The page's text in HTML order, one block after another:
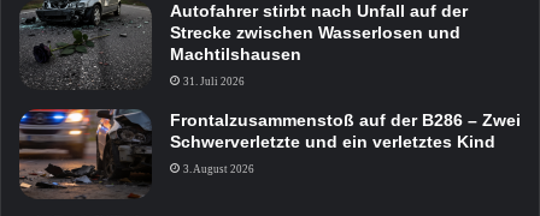
Autofahrer stirbt nach Unfall auf der
Strecke zwischen Wasserlosen und
Machtilshausen
31. Juli 2026
Frontalzusammenstoß auf der B286 – Zwei
Schwerverletzte und ein verletztes Kind
3. August 2026